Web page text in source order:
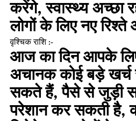
करेंगे, स्वास्थ्य अच्छा
लोगों के लिए नए
वृश्चिक राशि :-
आज का दिन आपके
अचानक कोई बड़े
सकते हैं, पैसे से जुड़ी
परेशान कर सकती है,